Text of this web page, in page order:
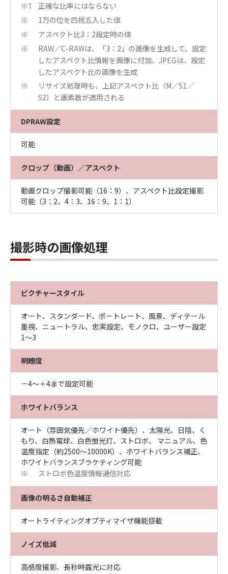
※1 正確な比率にはならない
※ 1万の位を四捨五入した値
※ アスペクト比3：2設定時の値
※
RAW／C-RAWは、「3：2」の画像を生成して、設定
したアスペクト比情報を画像に付加、JPEGは、設定
したアスペクト比の画像を生成
※
リサイズ処理時も、上記アスペクト比（M／S1／
S2）と画素数が適用される
DPRAW設定
可能
クロップ（動画）／アスペクト
動画クロップ撮影可能（16：9）、アスペクト比設定撮影
可能（3：2、4：3、16：9、1：1）
撮影時の画像処理
ピクチャースタイル
オート、スタンダード、ポートレート、風景、ディテール
重視、ニュートラル、忠実設定、モノクロ、ユーザー設定
1～3
明瞭度
－4～＋4まで設定可能
ホワイトバランス
オート（雰囲気優先／ホワイト優先）、太陽光、日陰、く
もり、白熱電球、白色蛍光灯、ストロボ、 マニュアル、色
温度指定（約2500～10000K）、ホワイトバランス補正、
ホワイトバランスブラケティング可能
※ ストロボ色温度情報通信対応
画像の明るさ自動補正
オートライティングオプティマイザ機能搭載
ノイズ低減
高感度撮影、長秒時露光に対応